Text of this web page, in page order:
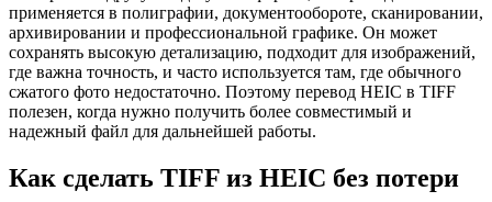
применяется в полиграфии, документообороте, сканировании,
архивировании и профессиональной графике. Он может
сохранять высокую детализацию, подходит для изображений,
где важна точность, и часто используется там, где обычного
сжатого фото недостаточно. Поэтому перевод HEIC в TIFF
полезен, когда нужно получить более совместимый и
надежный файл для дальнейшей работы.
Как сделать TIFF из HEIC без потери